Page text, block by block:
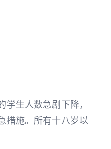
生人数急剧下降，
措施。所有十八岁以